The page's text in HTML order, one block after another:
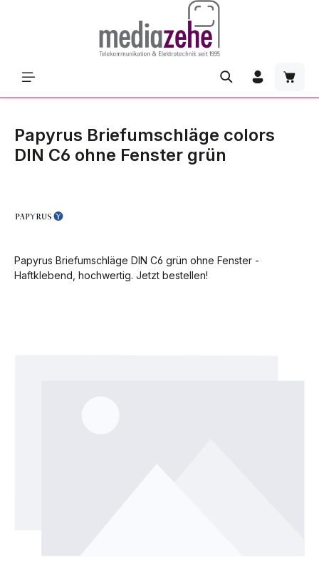
Papyrus Briefumschläge colors
DIN C6 ohne Fenster grün
Papyrus Briefumschläge DIN C6 grün ohne Fenster -
Haftklebend, hochwertig. Jetzt bestellen!